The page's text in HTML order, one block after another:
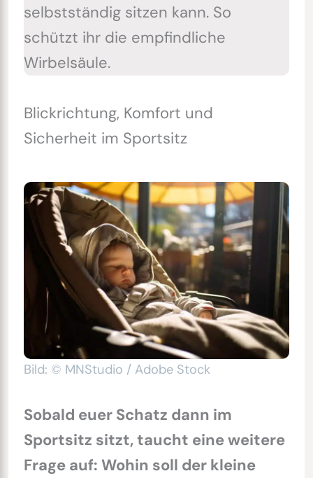
selbstständig sitzen kann. So
schützt ihr die empfindliche
Wirbelsäule.
Blickrichtung, Komfort und
Sicherheit im Sportsitz
Bild: © MNStudio / Adobe Stock
Sobald euer Schatz dann im
Sportsitz sitzt, taucht eine weitere
Frage auf: Wohin soll der kleine